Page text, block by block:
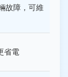
故障，可維
省電